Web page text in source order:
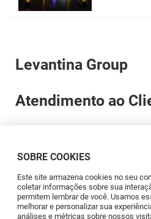
SOBRE COOKIES
Este site armazena cookies no seu
coletar informações sobre sua
permitem lembrar de você. Usamos
melhorar e personalizar sua
análises e métricas sobre nossos
Levantina Group
Atendimento ao
Brands
Profissionais